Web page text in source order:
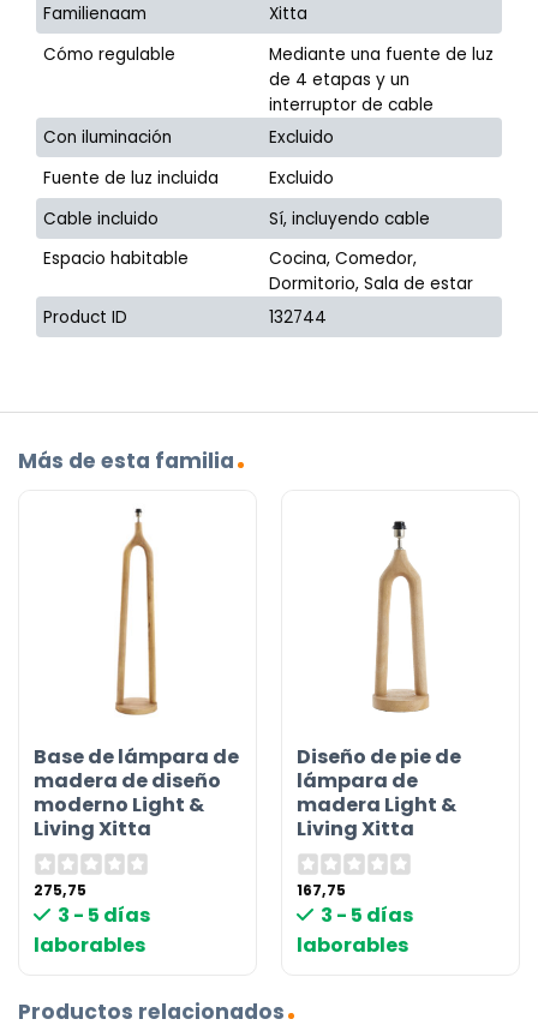
Familienaam
Xitta
Cómo regulable
Mediante una fuente de luz
de 4 etapas y un
interruptor de cable
Con iluminación
Excluido
Fuente de luz incluida
Excluido
Cable incluido
Sí, incluyendo cable
Espacio habitable
Cocina, Comedor,
Dormitorio, Sala de estar
Product ID
132744
Más de esta familia
Base de lámpara de
madera de diseño
moderno Light &
Living Xitta
275,75
3 - 5 días
laborables
Diseño de pie de
lámpara de
madera Light &
Living Xitta
167,75
3 - 5 días
laborables
Productos relacionados